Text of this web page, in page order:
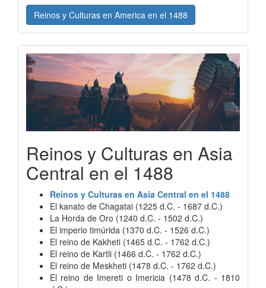
Reinos y Culturas en America en el 1488
Reinos y Culturas en Asia
Central en el 1488
Reinos y Culturas en Asia Central en el 1488
El kanato de Chagatai (1225 d.C. - 1687 d.C.)
La Horda de Oro (1240 d.C. - 1502 d.C.)
El imperio timúrida (1370 d.C. - 1526 d.C.)
El reino de Kakheti (1465 d.C. - 1762 d.C.)
El reino de Kartli (1466 d.C. - 1762 d.C.)
El reino de Meskheti (1478 d.C. - 1762 d.C.)
El reino de Imereti o Imericia (1478 d.C. - 1810